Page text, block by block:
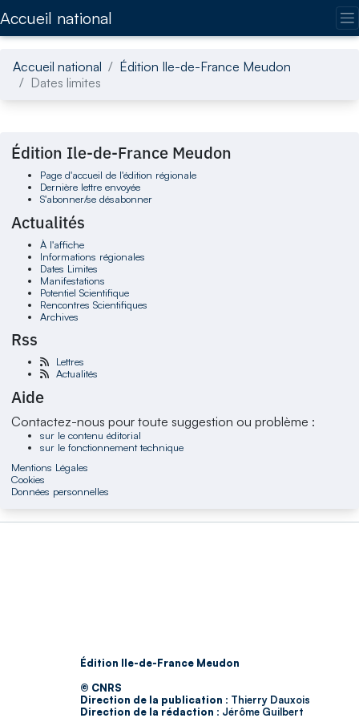
Accueil national
Accueil national
Édition Ile-de-France Meudon
Dates limites
Édition Ile-de-France Meudon
Page d'accueil de l'édition régionale
Dernière lettre envoyée
S'abonner/se désabonner
Actualités
À l'affiche
Informations régionales
Dates Limites
Manifestations
Potentiel Scientifique
Rencontres Scientifiques
Archives
Rss
Lettres
Actualités
Aide
Contactez-nous pour toute suggestion ou problème :
sur le contenu éditorial
sur le fonctionnement technique
Mentions Légales
Cookies
Données personnelles
Édition Ile-de-France Meudon
© CNRS
Direction de la publication : Thierry Dauxois
Direction de la rédaction : Jérôme Guilbert